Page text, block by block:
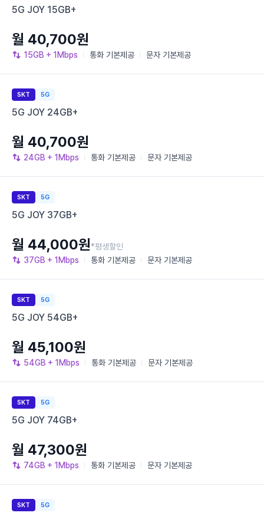
5G JOY 15GB+
15GB + 1Mbps 통화 기본제공 문자 기본제공
월 40,700원
SKT 5G
5G JOY 24GB+
24GB + 1Mbps 통화 기본제공 문자 기본제공
월 40,700원
SKT 5G
5G JOY 37GB+
37GB + 1Mbps 통화 기본제공 문자 기본제공
월 44,000원*평생할인
SKT 5G
5G JOY 54GB+
54GB + 1Mbps 통화 기본제공 문자 기본제공
월 45,100원
SKT 5G
5G JOY 74GB+
74GB + 1Mbps 통화 기본제공 문자 기본제공
월 47,300원
SKT 5G